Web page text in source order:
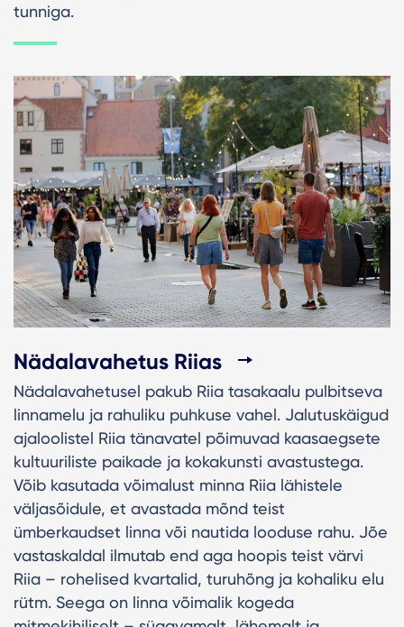
tunniga.
Nädalavahetus Riias
Nädalavahetusel pakub Riia tasakaalu pulbitseva
linnamelu ja rahuliku puhkuse vahel. Jalutuskäigud
ajaloolistel Riia tänavatel põimuvad kaasaegsete
kultuuriliste paikade ja kokakunsti avastustega.
Võib kasutada võimalust minna Riia lähistele
väljasõidule, et avastada mõnd teist
ümberkaudset linna või nautida looduse rahu. Jõe
vastaskaldal ilmutab end aga hoopis teist värvi
Riia – rohelised kvartalid, turuhõng ja kohaliku elu
rütm. Seega on linna võimalik kogeda